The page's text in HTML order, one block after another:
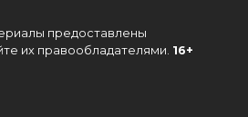
предоставлены
их правообладателями. 16+